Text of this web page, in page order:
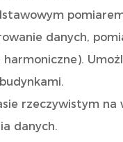
danych,
rzeczywistym na
danych.